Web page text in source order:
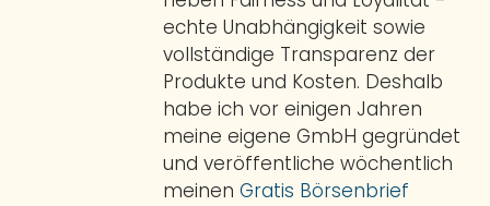
echte Unabhängigkeit sowie
vollständige Transparenz der
Produkte und Kosten. Deshalb
habe ich vor einigen Jahren
meine eigene GmbH gegründet
und veröffentliche wöchentlich
meinen Gratis Börsenbrief